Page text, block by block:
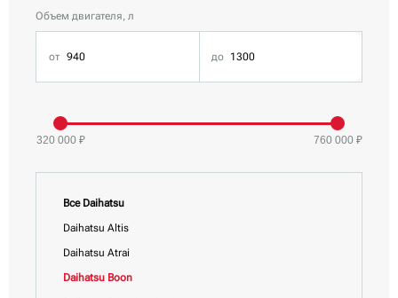
Объем двигателя, л
320 000 ₽ 760 000 ₽
Все Daihatsu
Daihatsu Altis
Daihatsu Atrai
Daihatsu Boon